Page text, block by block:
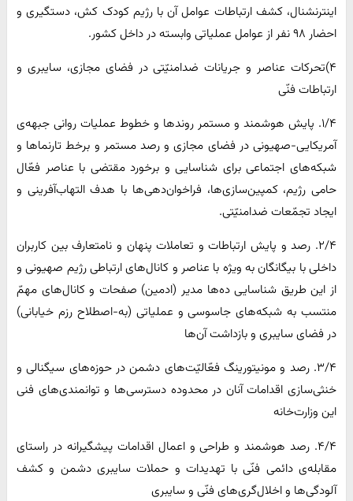
اینترنشنال، کشف ارتباطات عوامل آن با رژیم کودک کش، دستگیری و
احضار ۹۸ نفر از عوامل عملیاتی وابسته در داخل کشور.
۴)تحرکات عناصر و جریانات ضدامنیّتی در فضای مجازی، سایبری و
ارتباطات فنّی
۱/۴. پایش هوشمند و مستمر روندها و خطوط عملیات روانی جبهه‌ی
آمریکایی-صهیونی در فضای مجازی و رصد مستمر و برخط تارنماها و
شبکه‌های اجتماعی برای شناسایی و برخورد مقتضی با عناصر فعّال
حامی رژیم، کمپین‌سازی‌ها، فراخوان‌دهی‌ها با هدف التهاب‌آفرینی و
ایجاد تجمّعات ضدامنیّتی.
۲/۴. رصد و پایش ارتباطات و تعاملات پنهان و نامتعارف بین کاربران
داخلی با بیگانگان به ویژه با عناصر و کانال‌های ارتباطی رژیم صهیونی و
از این طریق شناسایی ده‌ها مدیر (ادمین) صفحات و کانال‌های مهمّ
منتسب به شبکه‌های جاسوسی و عملیاتی (به-اصطلاح رزم خیابانی)
در فضای سایبری و بازداشت آن‌ها
۳/۴. رصد و مونیتورینگ فعّالیّت‌های دشمن در حوزه‌های سیگنالی و
خنثی‌سازی اقدامات آنان در محدوده دسترسی‌ها و توانمندی‌های فنی
این وزارت‌خانه
۴/۴. رصد هوشمند و طراحی و اعمال اقدامات پیشگیرانه در راستای
مقابله‌ی دائمی فنّی با تهدیدات و حملات سایبری دشمن و کشف
آلودگی‌ها و اخلال‌گری‌های فنّی و سایبری